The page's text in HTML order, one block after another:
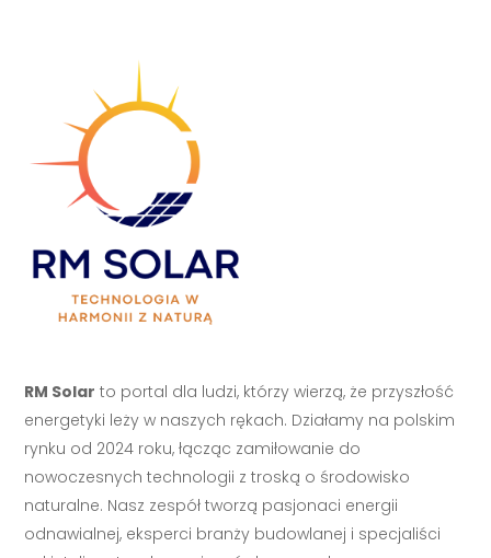
RM Solar to portal dla ludzi, którzy wierzą, że przyszłość
energetyki leży w naszych rękach. Działamy na polskim
rynku od 2024 roku, łącząc zamiłowanie do
nowoczesnych technologii z troską o środowisko
naturalne. Nasz zespół tworzą pasjonaci energii
odnawialnej, eksperci branży budowlanej i specjaliści